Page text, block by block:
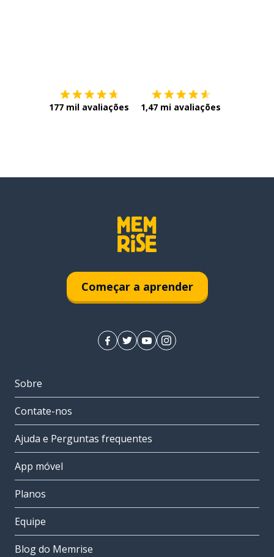
177 mil avaliações 1,47 mi avaliações
Começar a aprender
Sobre
Contate-nos
Ajuda e Perguntas frequentes
App móvel
Planos
Equipe
Blog do Memrise